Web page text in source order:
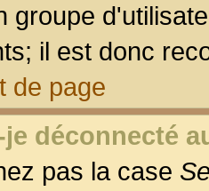
groupe
il est donc
de page
déconnecté
pas la case